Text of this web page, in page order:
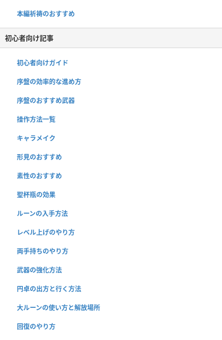
本編祈祷のおすすめ
初心者向け記事
初心者向けガイド
序盤の効率的な進め方
序盤のおすすめ武器
操作方法一覧
キャラメイク
形見のおすすめ
素性のおすすめ
聖杯瓶の効果
ルーンの入手方法
レベル上げのやり方
両手持ちのやり方
武器の強化方法
円卓の出方と行く方法
大ルーンの使い方と解放場所
回復のやり方